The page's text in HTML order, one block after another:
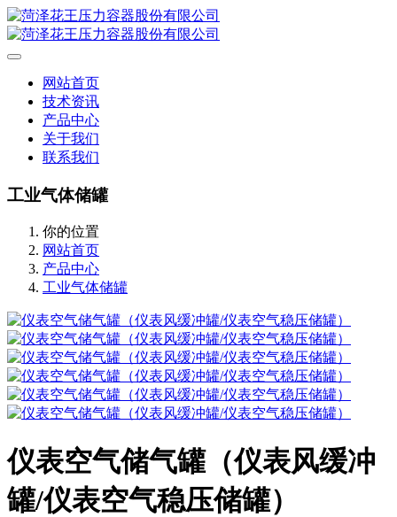
网站首页
技术资讯
产品中心
关于我们
联系我们
工业气体储罐
你的位置
网站首页
产品中心
工业气体储罐
仪表空气储气罐（仪表风缓冲
罐/仪表空气稳压储罐）